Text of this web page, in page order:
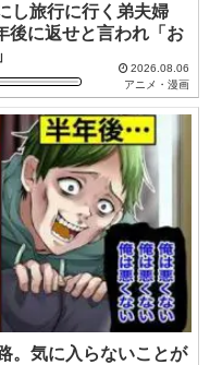
し旅行に行く弟夫婦
後に返せと言われ「お
2026.08.06
アニメ・漫画
。気に入らないことが